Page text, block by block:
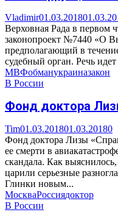
Vladimir01.03.2018
Верховная Рада в первом
законопроект №7440 «О
предполагающий в
судебный орган. Речь идет
МВФобманукраиназакон
В России
Фонд доктора
Tim01.03.201801.03.20180
Фонд доктора Лизы
ее смерти в
скандала. Как
царили серьезные
Глинки новым...
МоскваРоссиядоктор
В России